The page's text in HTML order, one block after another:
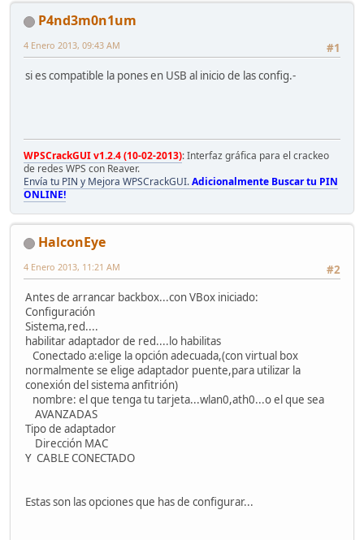
P4nd3m0n1um
#1
4 Enero 2013, 09:43 AM
si es compatible la pones en USB al inicio de las config.-
WPSCrackGUI v1.2.4 (10-02-2013): Interfaz gráfica para el crackeo
de redes WPS con Reaver.
Envía tu PIN y Mejora WPSCrackGUI.Adicionalmente Buscar tu PIN
ONLINE!
HalconEye
#2
4 Enero 2013, 11:21 AM
Antes de arrancar backbox...con VBox iniciado:
Configuración
Sistema,red....
habilitar adaptador de red....lo habilitas
Conectado a:elige la opción adecuada,(con virtual box
normalmente se elige adaptador puente,para utilizar la
conexión del sistema anfitrión)
nombre: el que tenga tu tarjeta...wlan0,ath0...o el que sea
AVANZADAS
Tipo de adaptador
Dirección MAC
Y CABLE CONECTADO
Estas son las opciones que has de configurar...